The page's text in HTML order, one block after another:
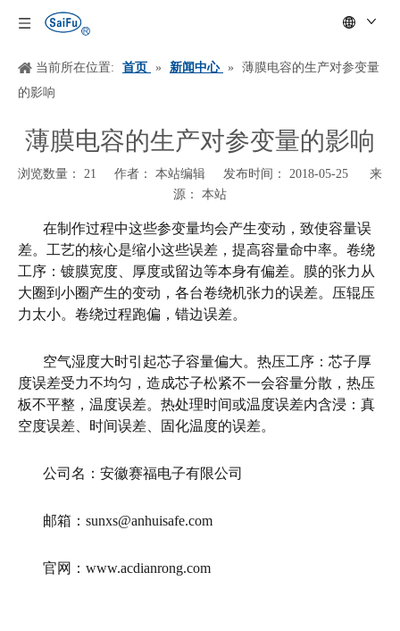
当前所在位置: 首页 » 新闻中心 »
薄膜电容的生产对参变量
的影响
薄膜电容的生产对参变量的影响
浏览数量： 21 作者： 本站编辑 发布时间： 2018-05-25 来
源： 本站
["wechat","weibo","qzone","douban","email"]
在制作过程中这些参变量均会产生变动，致使容量误
差。工艺的核心是缩小这些误差，提高容量命中率。卷绕
工序：镀膜宽度、厚度或留边等本身有偏差。膜的张力从
大圈到小圈产生的变动，各台卷绕机张力的误差。压辊压
力太小。卷绕过程跑偏，错边误差。
空气湿度大时引起芯子容量偏大。热压工序：芯子厚
度误差受力不均匀，造成芯子松紧不一会容量分散，热压
板不平整，温度误差。热处理时间或温度误差内含浸：真
空度误差、时间误差、固化温度的误差。
公司名：安徽赛福电子有限公司
邮箱：sunxs@anhuisafe.com
官网：www.acdianrong.com